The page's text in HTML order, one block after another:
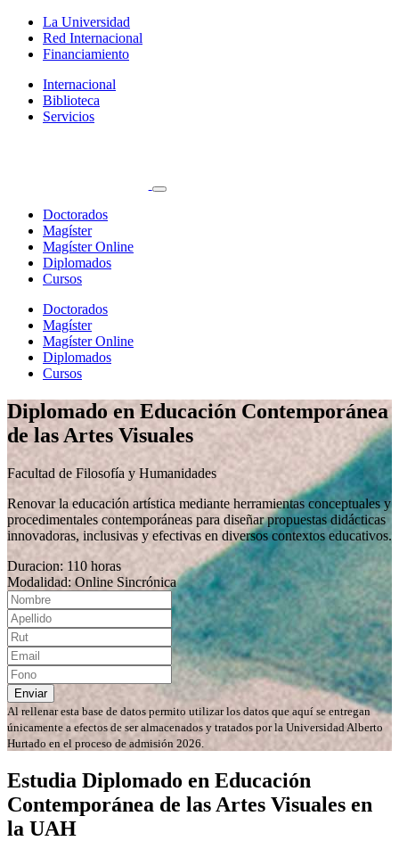
La Universidad
Red Internacional
Financiamiento
Internacional
Biblioteca
Servicios
Doctorados
Magíster
Magíster Online
Diplomados
Cursos
Doctorados
Magíster
Magíster Online
Diplomados
Cursos
Diplomado en Educación Contemporánea
de las Artes Visuales
Facultad de Filosofía y Humanidades
Renovar la educación artística mediante herramientas conceptuales y
procedimentales contemporáneas para diseñar propuestas didácticas
innovadoras, inclusivas y efectivas en diversos contextos educativos.
Duracion: 110 horas
Modalidad: Online Sincrónica
Enviar
Al rellenar esta base de datos permito utilizar los datos que aquí se entregan
únicamente a efectos de ser almacenados y tratados por la Universidad Alberto
Hurtado en el proceso de admisión 2026.
Estudia Diplomado en Educación
Contemporánea de las Artes Visuales en
la UAH